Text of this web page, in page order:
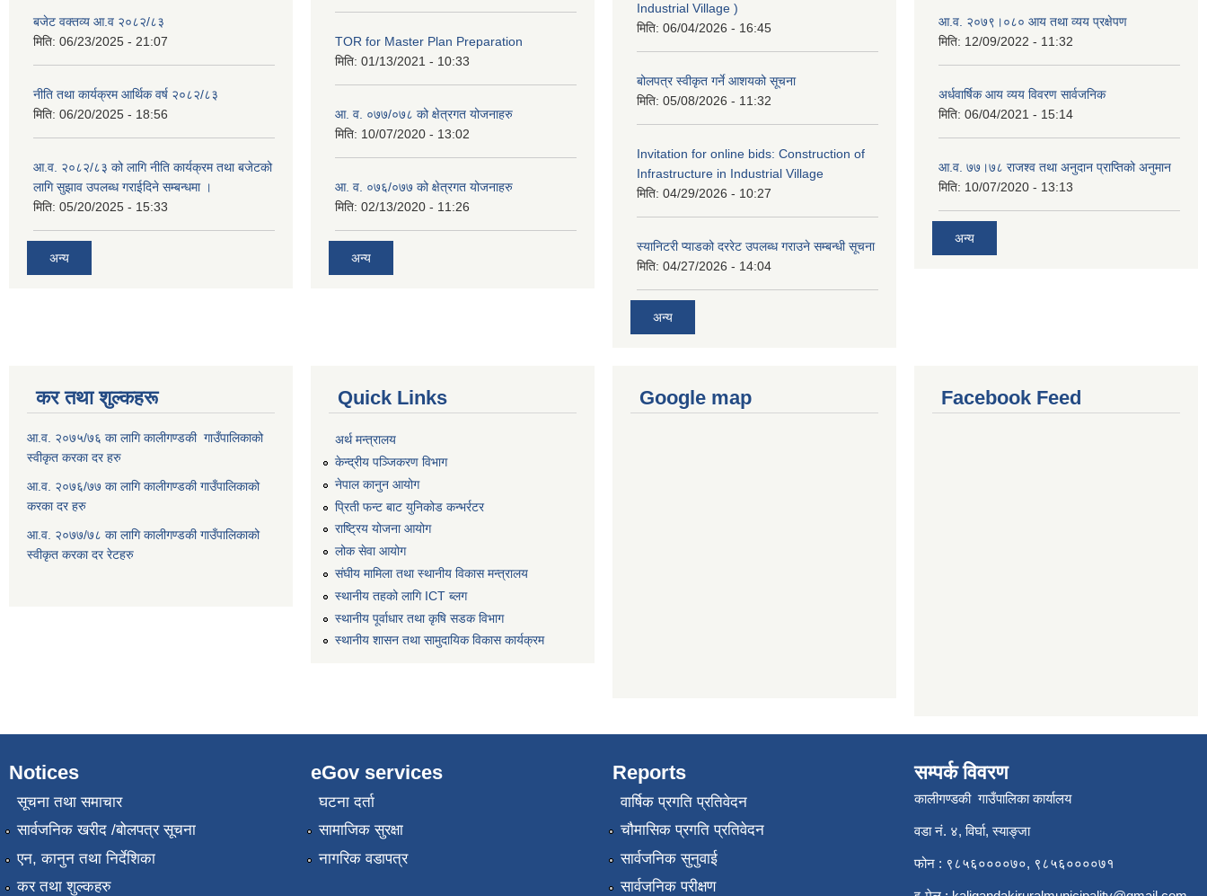
बजेट वक्तव्य आ.व २०८२/८३
मिति: 06/23/2025 - 21:07
नीति तथा कार्यक्रम आर्थिक वर्ष २०८२/८३
मिति: 06/20/2025 - 18:56
आ.व. २०८२/८३ को लागि नीति कार्यक्रम तथा बजेटको
लागि सुझाव उपलब्ध गराईदिने सम्बन्धमा ।
मिति: 05/20/2025 - 15:33
अन्य
TOR for Master Plan Preparation
मिति: 01/13/2021 - 10:33
आ. व. ०७७/०७८ को क्षेत्रगत योजनाहरु
मिति: 10/07/2020 - 13:02
आ. व. ०७६/०७७ को क्षेत्रगत योजनाहरु
मिति: 02/13/2020 - 11:26
अन्य
Industrial Village )
मिति: 06/04/2026 - 16:45
बोलपत्र स्वीकृत गर्ने आशयको सूचना
मिति: 05/08/2026 - 11:32
Invitation for online bids: Construction of
Infrastructure in Industrial Village
मिति: 04/29/2026 - 10:27
स्यानिटरी प्याडको दररेट उपलब्ध गराउने सम्बन्धी सूचना
मिति: 04/27/2026 - 14:04
अन्य
आ.व. २०७९।०८० आय तथा व्यय प्रक्षेपण
मिति: 12/09/2022 - 11:32
अर्धवार्षिक आय व्यय विवरण सार्वजनिक
मिति: 06/04/2021 - 15:14
आ.व. ७७।७८ राजश्व तथा अनुदान प्राप्तिको अनुमान
मिति: 10/07/2020 - 13:13
अन्य
कर तथा शुल्कहरू
आ.व. २०७५/७६ का लागि कालीगण्डकी गाउँपालिकाको
स्वीकृत करका दर हरु
आ.व. २०७६/७७ का लागि कालीगण्डकी गाउँपालिकाको
करका दर हरु
आ.व. २०७७/७८ का लागि कालीगण्डकी गाउँपालिकाको
स्वीकृत करका दर रेटहरु
Quick Links
अर्थ मन्त्रालय
केन्द्रीय पञ्जिकरण विभाग
नेपाल कानुन आयोग
प्रिती फन्ट बाट युनिकोड कन्भर्रटर
राष्ट्रिय योजना आयोग
लोक सेवा आयोग
संघीय मामिला तथा स्थानीय विकास मन्त्रालय
स्थानीय तहको लागि ICT ब्लग
स्थानीय पूर्वाधार तथा कृषि सडक विभाग
स्थानीय शासन तथा सामुदायिक विकास कार्यक्रम
Google map Facebook Feed
Notices
सूचना तथा समाचार
सार्वजनिक खरीद /बोलपत्र सूचना
एन, कानुन तथा निर्देशिका
कर तथा शुल्कहरु
eGov services
घटना दर्ता
सामाजिक सुरक्षा
नागरिक वडापत्र
Reports
वार्षिक प्रगति प्रतिवेदन
चौमासिक प्रगति प्रतिवेदन
सार्वजनिक सुनुवाई
सार्वजनिक परीक्षण
सम्पर्क विवरण
कालीगण्डकी गाउँपालिका कार्यालय
वडा नं. ४, विर्घा, स्याङ्जा
फोन : ९८५६००००७०, ९८५६००००७१